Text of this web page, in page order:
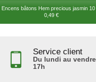
Encens bâtons Hem precious jasmin 10
0,49 €
Service client
Du lundi au
17h